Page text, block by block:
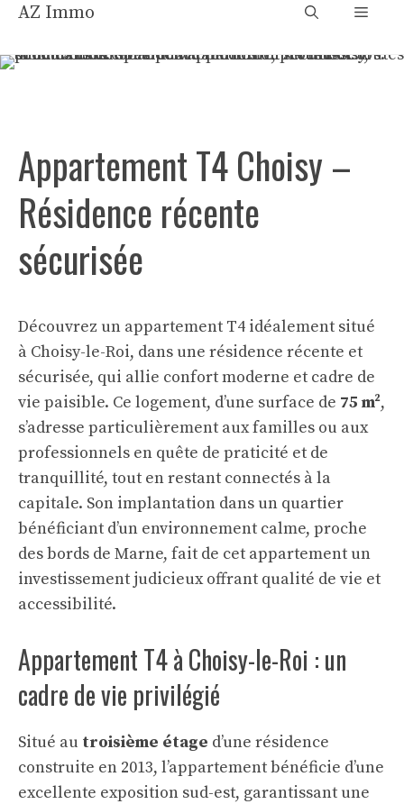
Aller
contenu
AZ Immo Menu
Appartement T4 Choisy –
Résidence récente
sécurisée
Découvrez un appartement T4 idéalement situé
à Choisy-le-Roi, dans une résidence récente et
sécurisée, qui allie confort moderne et cadre de
vie paisible. Ce logement, d’une surface de 75 m²,
s’adresse particulièrement aux familles ou aux
professionnels en quête de praticité et de
tranquillité, tout en restant connectés à la
capitale. Son implantation dans un quartier
bénéficiant d’un environnement calme, proche
des bords de Marne, fait de cet appartement un
investissement judicieux offrant qualité de vie et
accessibilité.
Appartement T4 à Choisy-le-Roi : un
cadre de vie privilégié
Situé au troisième étage d’une résidence
construite en 2013, l’appartement bénéficie d’une
excellente exposition sud-est, garantissant une